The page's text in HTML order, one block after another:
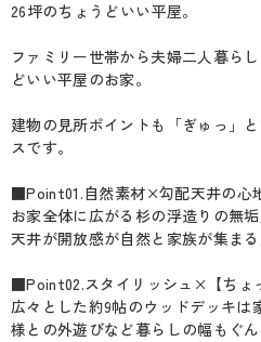
26坪のちょうどいい平屋。
ファミリー世帯から夫婦二人暮ら
どいい平屋のお家。
建物の見所ポイントも「ぎゅっ」
スです。
■Point01.自然素材×勾配天井の心
お家全体に広がる杉の浮造りの無
天井が開放感が自然と家族が集まる
■Point02.スタイリッシュ×【ちょ
広々とした約9帖のウッドデッキは
様との外遊びなど暮らしの幅もぐん